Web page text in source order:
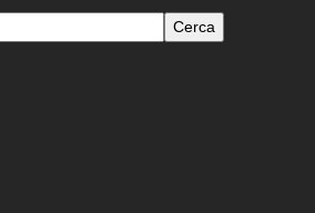
Cerca